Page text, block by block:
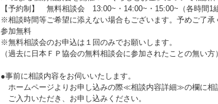
【予約制】 無料相談会 13:00~・14:00~・15:00~（各時間1
※相談時間等ご希望に添えない場合もございます。予めご了承
参加無料
※無料相談会のお申込は１回のみでお願いします。
（過去に日本ＦＰ協会の無料相談会に参加されたことの無い方）
●事前に相談内容をお伺いいたします。
ホームページよりお申し込みの際≪相談内容詳細≫の欄に相
ご入力いただき、お申し込みください。